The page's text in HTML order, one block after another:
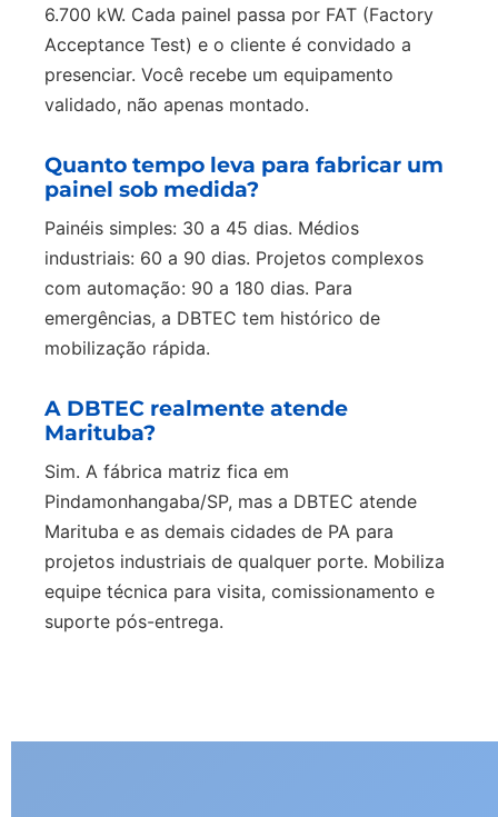
6.700 kW. Cada painel passa por FAT (Factory
Acceptance Test) e o cliente é convidado a
presenciar. Você recebe um equipamento
validado, não apenas montado.
Quanto tempo leva para fabricar um
painel sob medida?
Painéis simples: 30 a 45 dias. Médios
industriais: 60 a 90 dias. Projetos complexos
com automação: 90 a 180 dias. Para
emergências, a DBTEC tem histórico de
mobilização rápida.
A DBTEC realmente atende
Marituba?
Sim. A fábrica matriz fica em
Pindamonhangaba/SP, mas a DBTEC atende
Marituba e as demais cidades de PA para
projetos industriais de qualquer porte. Mobiliza
equipe técnica para visita, comissionamento e
suporte pós-entrega.